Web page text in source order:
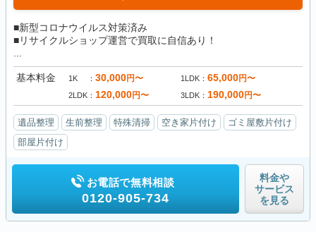
■新型コロナウイルス対策済み
■リサイクルショップ運営で買取に自信あり！
基本料金 1K 30,000円〜 1LDK 65,000円〜
2LDK 120,000円〜 3LDK 190,000円〜
遺品整理 生前整理 特殊清掃 空き家片付け
ゴミ屋敷片付け
部屋片付け
お電話で無料相談
0120-905-734
料金や
サービス
を見る